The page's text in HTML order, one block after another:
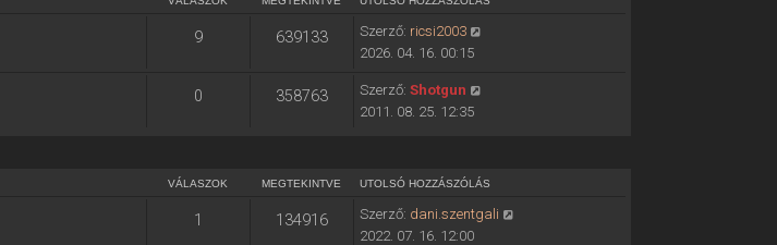
9 639133 Szerző: ricsi2003
2026. 04. 16. 00:15
0 358763 Szerző: Shotgun
2011. 08. 25. 12:35
VÁLASZOK MEGTEKINTVE UTOLSÓ HOZZÁSZÓLÁS
1 134916 Szerző: dani.szentgali
2022. 07. 16. 12:00